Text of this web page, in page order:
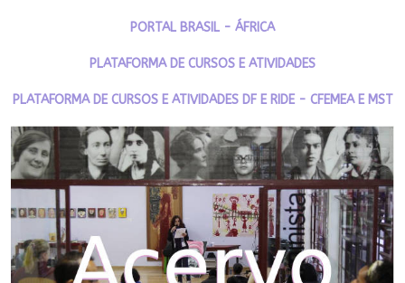
PORTAL BRASIL - ÁFRICA
PLATAFORMA DE CURSOS E ATIVIDADES
PLATAFORMA DE CURSOS E ATIVIDADES DF E RIDE - CFEMEA E MST